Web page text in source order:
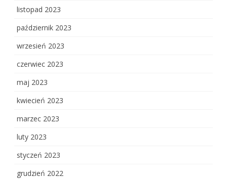
listopad 2023
październik 2023
wrzesień 2023
czerwiec 2023
maj 2023
kwiecień 2023
marzec 2023
luty 2023
styczeń 2023
grudzień 2022